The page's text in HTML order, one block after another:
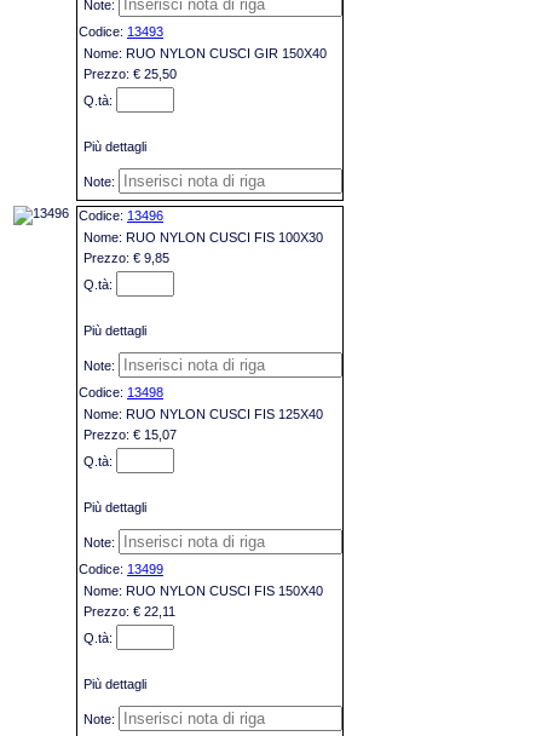
13493
RUO NYLON CUSCI GIR 150X40
€ 25,50
Più dettagli
13496
RUO NYLON CUSCI FIS 100X30
€ 9,85
Più dettagli
13498
RUO NYLON CUSCI FIS 125X40
€ 15,07
Più dettagli
13499
RUO NYLON CUSCI FIS 150X40
€ 22,11
Più dettagli